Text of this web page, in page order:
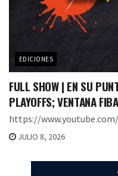
EDICIONES
FULL SHOW | EN SU
PLAYOFFS; VENTANA FIBA
https://
JULIO 8, 2026